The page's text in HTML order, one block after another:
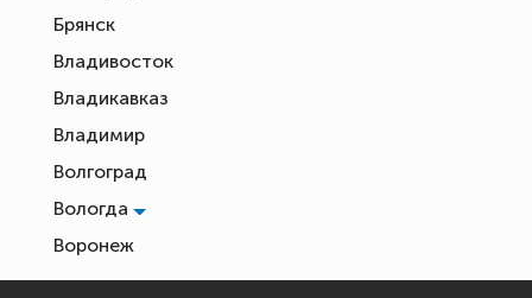
Брянск
Владивосток
Владикавказ
Владимир
Волгоград
Вологда
Воронеж
Екатеринбург